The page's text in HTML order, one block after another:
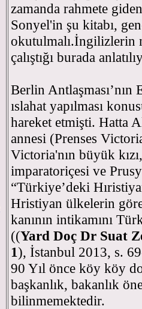
zamanda rahmete
Sonyel'in şu kitabı,
okutulmalı.İngilizlerin
çalıştığı burada
Berlin
ıslahat yapılması
hareket etmişti. Hatta
annesi (Prenses
Victoria'nın büyük
imparatoriçesi ve
“Türkiye’deki
Hristiyan ülkelerin
kanının intikamını
((Yard Doç Dr Suat
1), İstanbul 2013, s.
90 Yıl önce köy köy
başkanlık, bakanlık
bilinmemektedir.